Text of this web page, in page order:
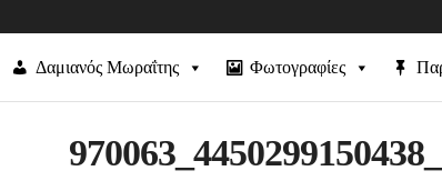
Δαμιανός Μωραΐτης Φωτογραφίες